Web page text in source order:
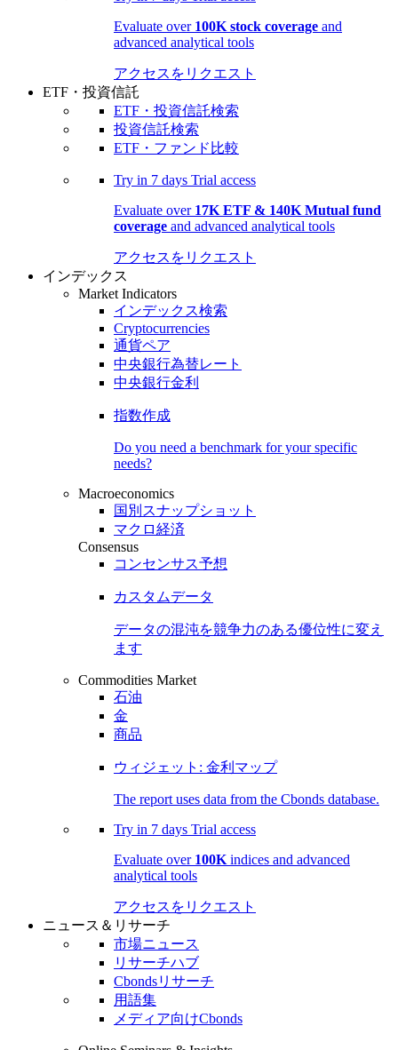
Evaluate over 100K stock coverage and
advanced analytical tools
アクセスをリクエスト
ETF・投資信託
ETF・投資信託検索
投資信託検索
ETF・ファンド比較
Try in 7 days Trial access
Evaluate over 17K ETF & 140K Mutual fund
coverage and advanced analytical tools
アクセスをリクエスト
インデックス
Market Indicators
インデックス検索
Cryptocurrencies
通貨ペア
中央銀行為替レート
中央銀行金利
指数作成
Do you need a benchmark for your specific
needs?
Macroeconomics
国別スナップショット
マクロ経済
Consensus
コンセンサス予想
カスタムデータ
データの混沌を競争力のある優位性に変え
ます
Commodities Market
石油
金
商品
ウィジェット: 金利マップ
The report uses data from the Cbonds database.
Try in 7 days Trial access
Evaluate over 100K indices and advanced
analytical tools
アクセスをリクエスト
ニュース＆リサーチ
市場ニュース
リサーチハブ
Cbondsリサーチ
用語集
メディア向けCbonds